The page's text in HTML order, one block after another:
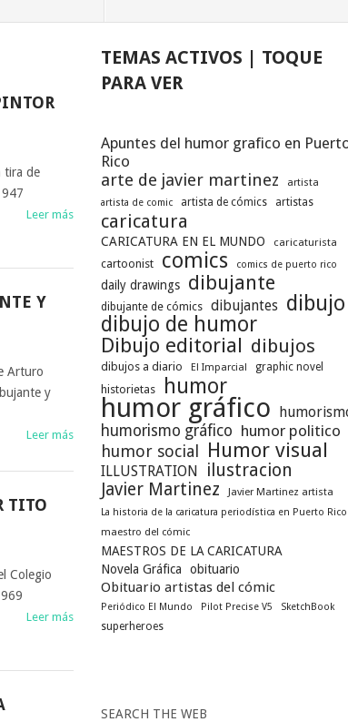
tira de
Leer más
Y
Arturo
y
Leer más
TITO
Colegio
Leer más
TEMAS ACTIVOS | TOQUE
PARA VER
Apuntes del humor grafico en
Rico
arte de javier martinez
artista
artista de comic
artista de cómics artistas
caricatura
CARICATURA EN EL MUNDO caricaturista
cartoonist comics comics de puerto rico
daily drawings dibujante
dibujante de cómics dibujantes dibujo
dibujo de humor
Dibujo editorial dibujos
dibujos a diario El Imparcial graphic novel
historietas humor
humor gráfico
humorismo gráfico humor politico
humor social Humor visual
ILLUSTRATION
ilustracion
Javier Martinez
Javier Martinez artista
La historia de la caricatura periodística en Puerto Rico
maestro del cómic
MAESTROS DE LA CARICATURA
Novela Gráfica
obituario
Obituario artistas del cómic
Periódico El Mundo Pilot Precise V5 SketchBook
superheroes
SEARCH THE WEB